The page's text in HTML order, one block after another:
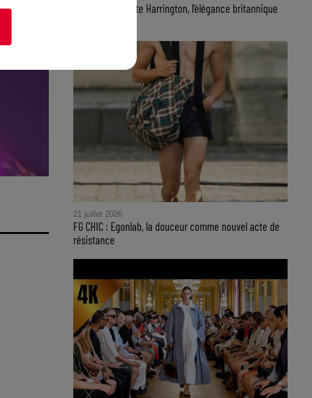
FG CHIC : La veste Harrington, l'élégance britannique
21 juillet 2026
FG CHIC : Egonlab, la douceur comme nouvel acte de
résistance